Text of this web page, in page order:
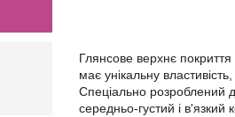
Глянсове верхнє
має унікальну
Спеціально розроблений
середньо-густий і в'язкий